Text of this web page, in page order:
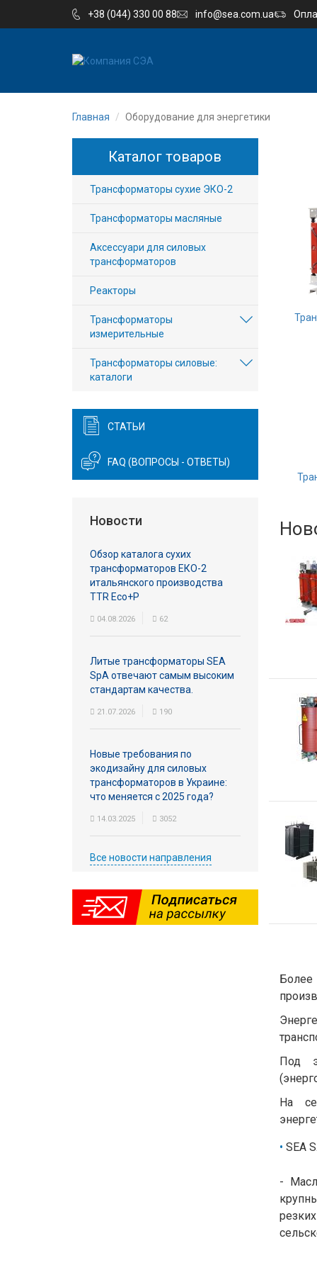
+38 (044) 330 00 88 info@sea.com.ua
Компания
Производство
Новости
Вакансии
авторизация
Контакты
Доставка
поддержка
Главная Оборудование для энергетики
Более
Под
На
SEA
-
Каталог товаров
Трансформаторы сухие ЭКО-2
Трансформаторы масляные
Аксессуари для силовых
трансформаторов
Реакторы
Трансформаторы
измерительные
Трансформаторы силовые:
каталоги
СТАТЬИ
FAQ (ВОПРОСЫ - ОТВЕТЫ)
Новости
Обзор каталога сухих
трансформаторов EКО-2
итальянского производства
TTR Eco+P
04.08.2026 62
Литые трансформаторы SEA
SpA отвечают самым высоким
стандартам качества.
21.07.2026 190
Новые требования по
экодизайну для силовых
трансформаторов в Украине:
что меняется с 2025 года?
14.03.2025 3052
Все новости направления